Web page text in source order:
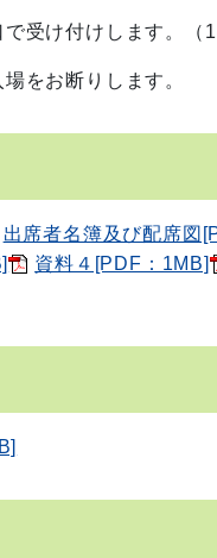
で受け付けします。（
をお断りします。
出席者名簿及び配席図
資料４[PDF：1MB]